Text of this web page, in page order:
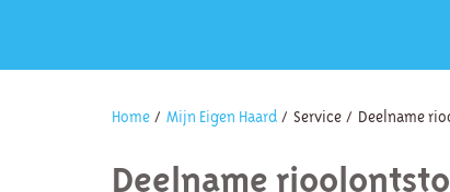
Home Mijn Eigen Haard Service Deelname
Deelname